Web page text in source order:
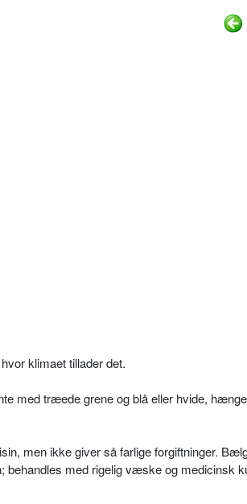
klimaet tillader det.
med træede grene og blå eller hvide,
men ikke giver så farlige forgiftninger.
behandles med rigelig væske og medicinsk